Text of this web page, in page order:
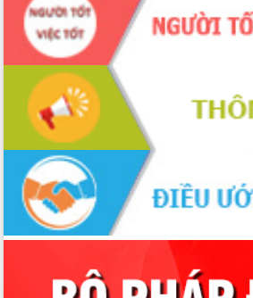
Khởi động Dự án Đầu tư xây dựng hạ
tầng kỹ thuật Cụm công nghiệp Tân
Tiến
Gặp mặt các cơ quan báo chí nhân Kỷ
niệm 101 năm Ngày Báo chí Cách
mạng Việt Nam
Đắk Lắk sơ kết 4 năm triển khai thực
hiện Đề án 06 của Chính phủ
Họp báo thông tin về Hội nghị Công bố
Quy hoạch và Xúc tiến đầu tư tỉnh Đắk
Lắk
Khơi thông điểm nghẽn, đẩy nhanh
giải ngân vốn khắc phục thiên tai
HĐND tỉnh thông qua điều chỉnh Quy
hoạch tỉnh thời kỳ 2021-2030